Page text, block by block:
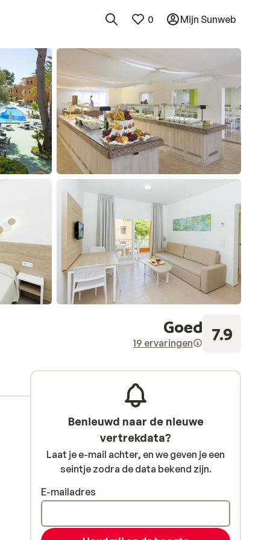
0 Mijn Sunweb
Goed
19 ervaringen 7.9
Benieuwd naar de nieuwe
vertrekdata?
Laat je e-mail achter, en we geven je een
seintje zodra de data bekend zijn.
E-mailadres